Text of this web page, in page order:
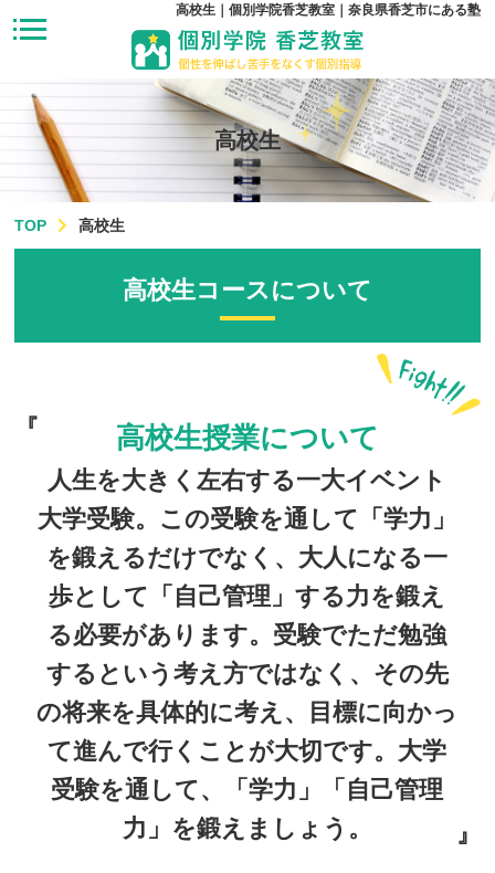
高校生｜個別学院香芝教室｜奈良県香芝市にある塾
高校生
TOP 高校生
高校生コースについて
高校生授業について
人生を大きく左右する一大イベント
大学受験。この受験を通して「学力」
を鍛えるだけでなく、大人になる一
歩として「自己管理」する力を鍛え
る必要があります。受験でただ勉強
するという考え方ではなく、その先
の将来を具体的に考え、目標に向かっ
て進んで行くことが大切です。大学
受験を通して、「学力」「自己管理
力」を鍛えましょう。